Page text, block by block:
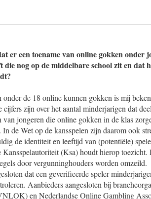
er een toename van online gokken onder
nog op de middelbare school zit en dat
de 18 online kunnen gokken is mij
cijfers zijn over het aantal minderjarigen dat
van jongeren die online gokken in de klas
de Wet op de kansspelen zijn daarom ook
de identiteit en leeftijd van (potentiële)
(Ksa) houdt hierop toezicht.
door vergunninghouders worden omzeild.
dat een geverifieerde speler
Aanbieders aangesloten bij
en Nederlandse Online Gambling